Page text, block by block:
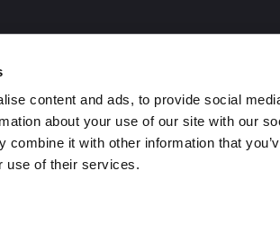
content and ads, to provide social
about your use of our site with our
combine it with other information that
use of their services.